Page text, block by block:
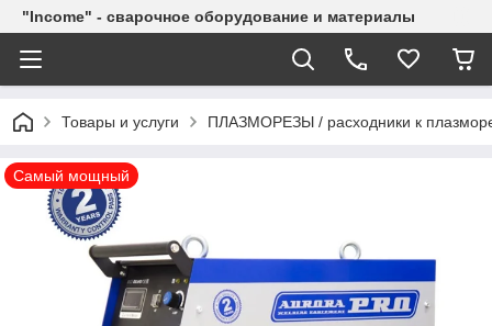
"Income" - сварочное оборудование и материалы
Товары и услуги ПЛАЗМОРЕЗЫ / расходники к
Cамый мощный